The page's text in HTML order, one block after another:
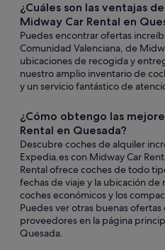
¿Cuáles son las ventajas
Midway Car Rental en
Puedes encontrar ofertas
Comunidad Valenciana, de
ubicaciones de recogida y
nuestro amplio inventario de
y un servicio fantástico de
¿Cómo obtengo las
Rental en Quesada?
Descubre coches de alquiler
Expedia.es con Midway Car
Rental ofrece coches de todo
fechas de viaje y la ubicación
coches económicos y los
Puedes ver otras buenas
proveedores en la página
Quesada.